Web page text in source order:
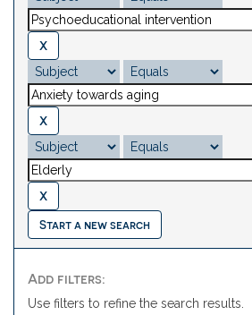
Start a new search
Add filters:
Use filters to refine the search results.